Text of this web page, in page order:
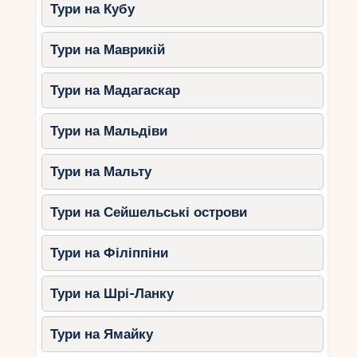
Закордонні паспорти (копії та
оригінали).
Свідоцтва про народження з
перекладом іспанською (завірені
нотаріусом).
Довідка про сімейний стан (видається
в РАГСі в Україні, вимагає апостилю
та перекладу).
Заява на шлюб (заповнюється у
Домінікані за допомогою юриста).
Переклад та запевнення: $50–$100 за
документ в Україні.
Апостиль: $10–$20 за документ у
Міністерстві юстиції України.
Тури на Кубу
Тури на Маврикій
Тури на Мадагаскар
Тури на Мальдіви
Тури на Мальту
Тури на Сейшельські острови
Тури на Філіппіни
Тури на Шрі-Ланку
Тури на Ямайку